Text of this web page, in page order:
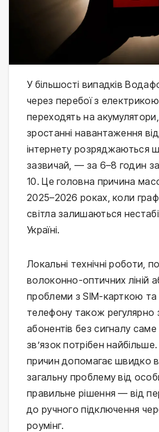
У більшості випадків
через перебої з
переходять на акумулятори,
зростанні навантаження
інтернету розряджаються
зазвичай, — за 6–8 годин
10. Це головна причина
2025–2026 роках, коли
світла залишаються
Україні.
Локальні технічні роботи,
волоконно-оптичних ліній
проблеми з SIM-карткою
телефону також
абонентів без сигналу саме
зв’язок потрібен
причин допомагає швидко
загальну проблему від
правильне рішення — від
до ручного підключення
роумінг.